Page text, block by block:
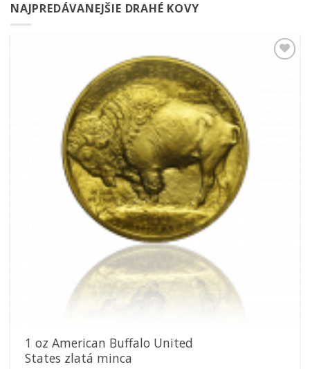
NAJPREDÁVANEJŠIE DRAHÉ KOVY
1 oz American Buffalo United
States zlatá minca